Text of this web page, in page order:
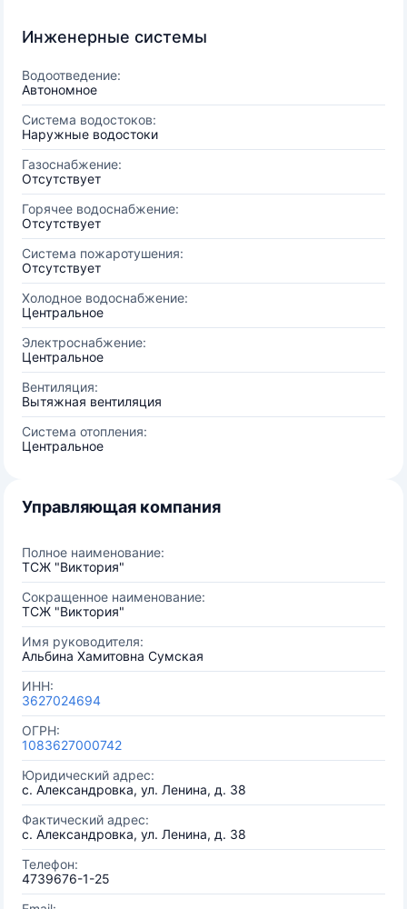
Инженерные системы
Водоотведение:
Автономное
Система водостоков:
Наружные водостоки
Газоснабжение:
Отсутствует
Горячее водоснабжение:
Отсутствует
Система пожаротушения:
Отсутствует
Холодное водоснабжение:
Центральное
Электроснабжение:
Центральное
Вентиляция:
Вытяжная вентиляция
Система отопления:
Центральное
Управляющая компания
Полное наименование:
ТСЖ "Виктория"
Сокращенное наименование:
ТСЖ "Виктория"
Имя руководителя:
Альбина Хамитовна Cумская
ИНН:
3627024694
ОГРН:
1083627000742
Юридический адрес:
с. Александровка, ул. Ленина, д. 38
Фактический адрес:
с. Александровка, ул. Ленина, д. 38
Телефон:
4739676-1-25